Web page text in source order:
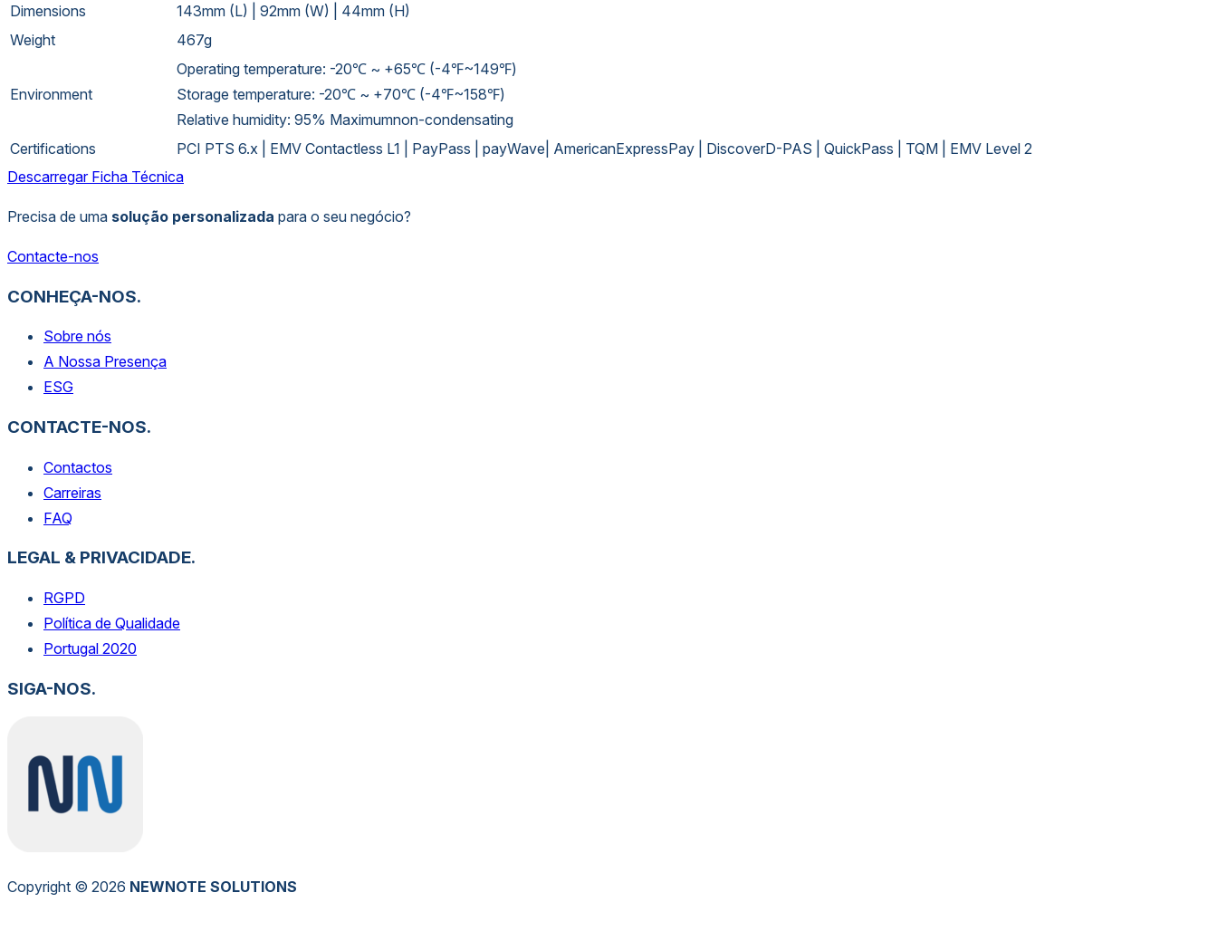
Dimensions
143mm (L) | 92mm (W) | 44mm (H)
Weight
467g
Environment
Operating temperature: -20℃ ~ +65℃ (-4℉~149℉)
Storage temperature: -20℃ ~ +70℃ (-4℉~158℉)
Relative humidity: 95% Maximumnon-condensating
Certifications
PCI PTS 6.x | EMV Contactless L1 | PayPass | payWave| AmericanExpressPay | DiscoverD-PAS | QuickPass | TQM | EMV Level 2
Descarregar Ficha Técnica
Precisa de uma solução personalizada para o seu negócio?
Contacte-nos
CONHEÇA-NOS.
Sobre nós
A Nossa Presença
ESG
CONTACTE-NOS.
Contactos
Carreiras
FAQ
LEGAL & PRIVACIDADE.
RGPD
Política de Qualidade
Portugal 2020
SIGA-NOS.
Copyright © 2026 NEWNOTE SOLUTIONS